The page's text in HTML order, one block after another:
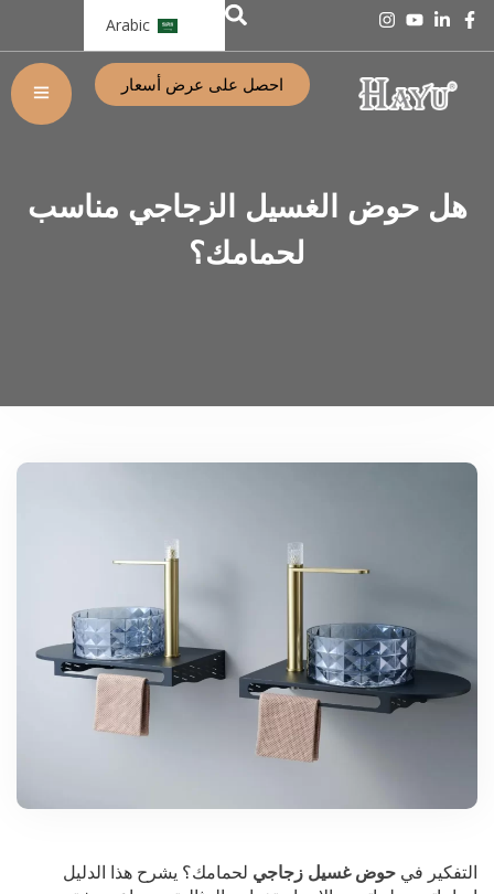
Arabic
احصل على عرض أسعار
هل حوض الغسيل الزجاجي مناسب
لحمامك؟
التفكير في حوض غسيل زجاجي لحمامك؟ يشرح هذا الدليل